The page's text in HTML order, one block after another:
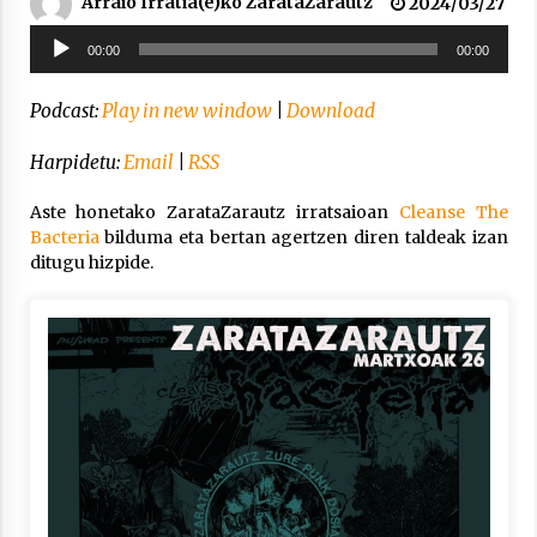
Arrosa sareko IX. topaketak!
Azaroak 6 Iurretan Arrosa sarearen
2021/10/04
Segura irratian Arrosaren 20 urteez
Arrosari buruzko erreportaia
2021/07/16
Soinu
erreproduzigailua
00:00 00:00
Podcast:Play in new window| Download
Harpidetu:Email RSS
Aste honetako ZarataZarautz irratsaioan Cleanse The
Bacteriabilduma eta bertan agertzen diren taldeak izan
ditugu hizpide.